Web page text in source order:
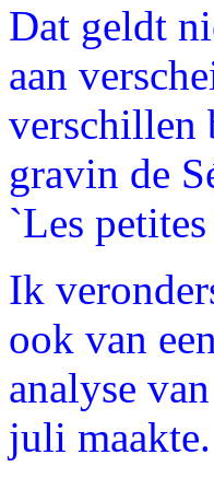
Dat geldt
aan
verschillen
gravin de
`Les
Ik
ook van
analyse
juli maakte.